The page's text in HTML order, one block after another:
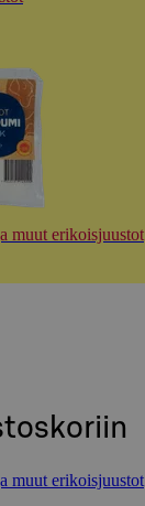
muut erikoisjuustot
muut erikoisjuustot